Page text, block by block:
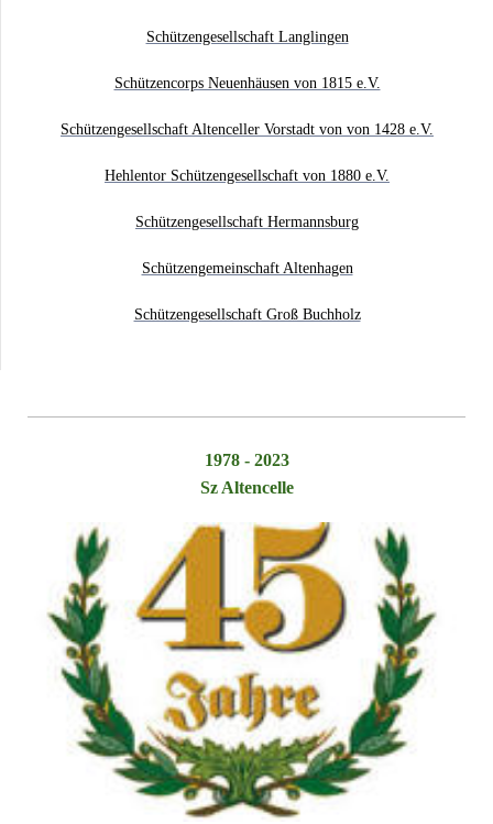
Schützengesellschaft Langlingen
Schützencorps Neuenhäusen von 1815 e.V.
Schützengesellschaft Altenceller Vorstadt von von 1428 e.V.
Hehlentor Schützengesellschaft von 1880 e.V.
Schützengesellschaft Hermannsburg
Schützengemeinschaft Altenhagen
Schützengesellschaft Groß Buchholz
1978 - 2023
Sz Altencelle